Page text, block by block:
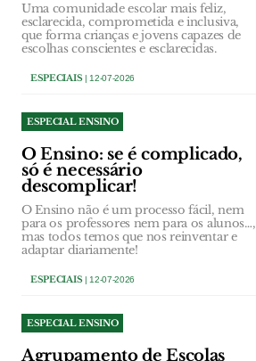
Uma comunidade escolar mais feliz,
esclarecida, comprometida e inclusiva,
que forma crianças e jovens capazes de
escolhas conscientes e esclarecidas.
ESPECIAIS| 12-07-2026
ESPECIAL ENSINO
O Ensino: se é complicado,
só é necessário
descomplicar!
O Ensino não é um processo fácil, nem
para os professores nem para os alunos…,
mas todos temos que nos reinventar e
adaptar diariamente!
ESPECIAIS| 12-07-2026
ESPECIAL ENSINO
Agrupamento de Escolas